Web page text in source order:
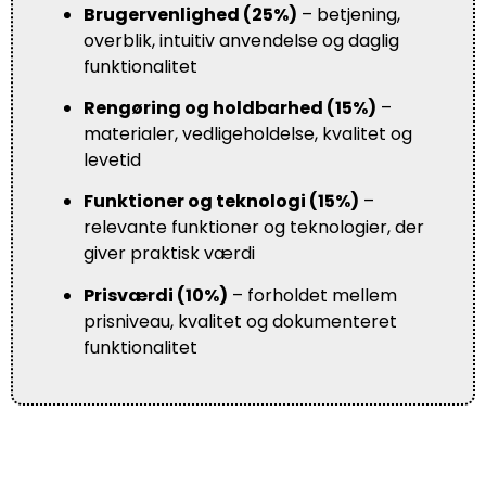
Brugervenlighed (25%) – betjening,
overblik, intuitiv anvendelse og daglig
funktionalitet
Rengøring og holdbarhed (15%) –
materialer, vedligeholdelse, kvalitet og
levetid
Funktioner og teknologi (15%) –
relevante funktioner og teknologier, der
giver praktisk værdi
Prisværdi (10%) – forholdet mellem
prisniveau, kvalitet og dokumenteret
funktionalitet